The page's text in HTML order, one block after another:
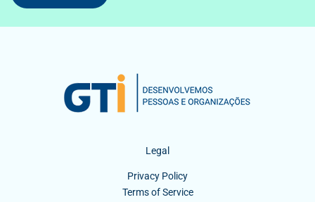
Legal
Privacy Policy
Terms of Service